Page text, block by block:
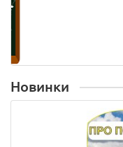
Новинки